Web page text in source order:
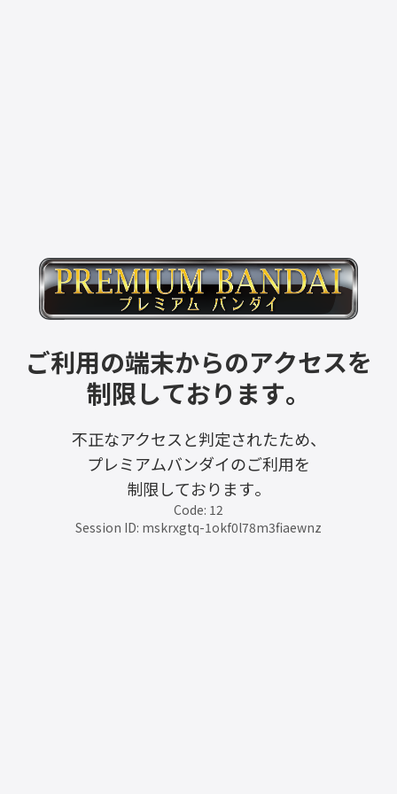
ご利用の端末からのアクセスを
制限しております。
不正なアクセスと判定されたため、
プレミアムバンダイのご利用を
制限しております。
Code: 12
Session ID: mskrxgtq-1okf0l78m3fiaewnz